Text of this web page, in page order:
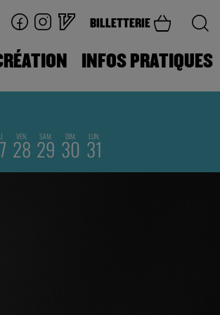
BILLETTERIE
INFOS PRATIQUES
VEN.
28 SAM.
29 DIM.
30 LUN.
31